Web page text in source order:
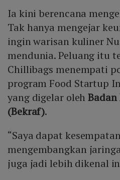
Ia kini berencana
Tak hanya mengejar
ingin warisan kuliner
mendunia. Peluang itu
Chillibags menempati
program Food Startup
yang digelar oleh
(Bekraf).
“Saya dapat
mengembangkan
juga jadi lebih dikenal